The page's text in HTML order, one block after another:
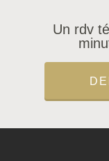
Un rdv